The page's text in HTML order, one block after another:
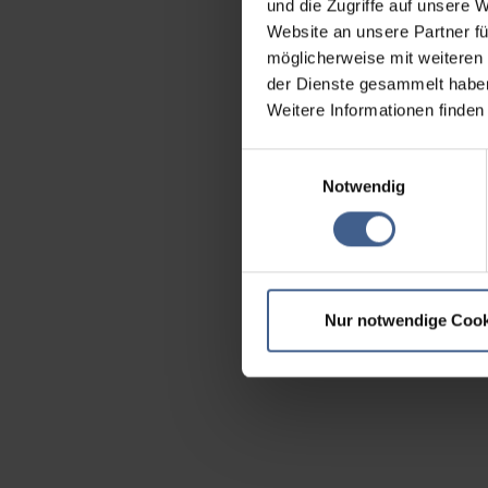
und die Zugriffe auf unsere
Website an unsere Partner
möglicherweise mit
der Dienste gesammelt
Weitere Informationen
Notwendig
Nur notwendige